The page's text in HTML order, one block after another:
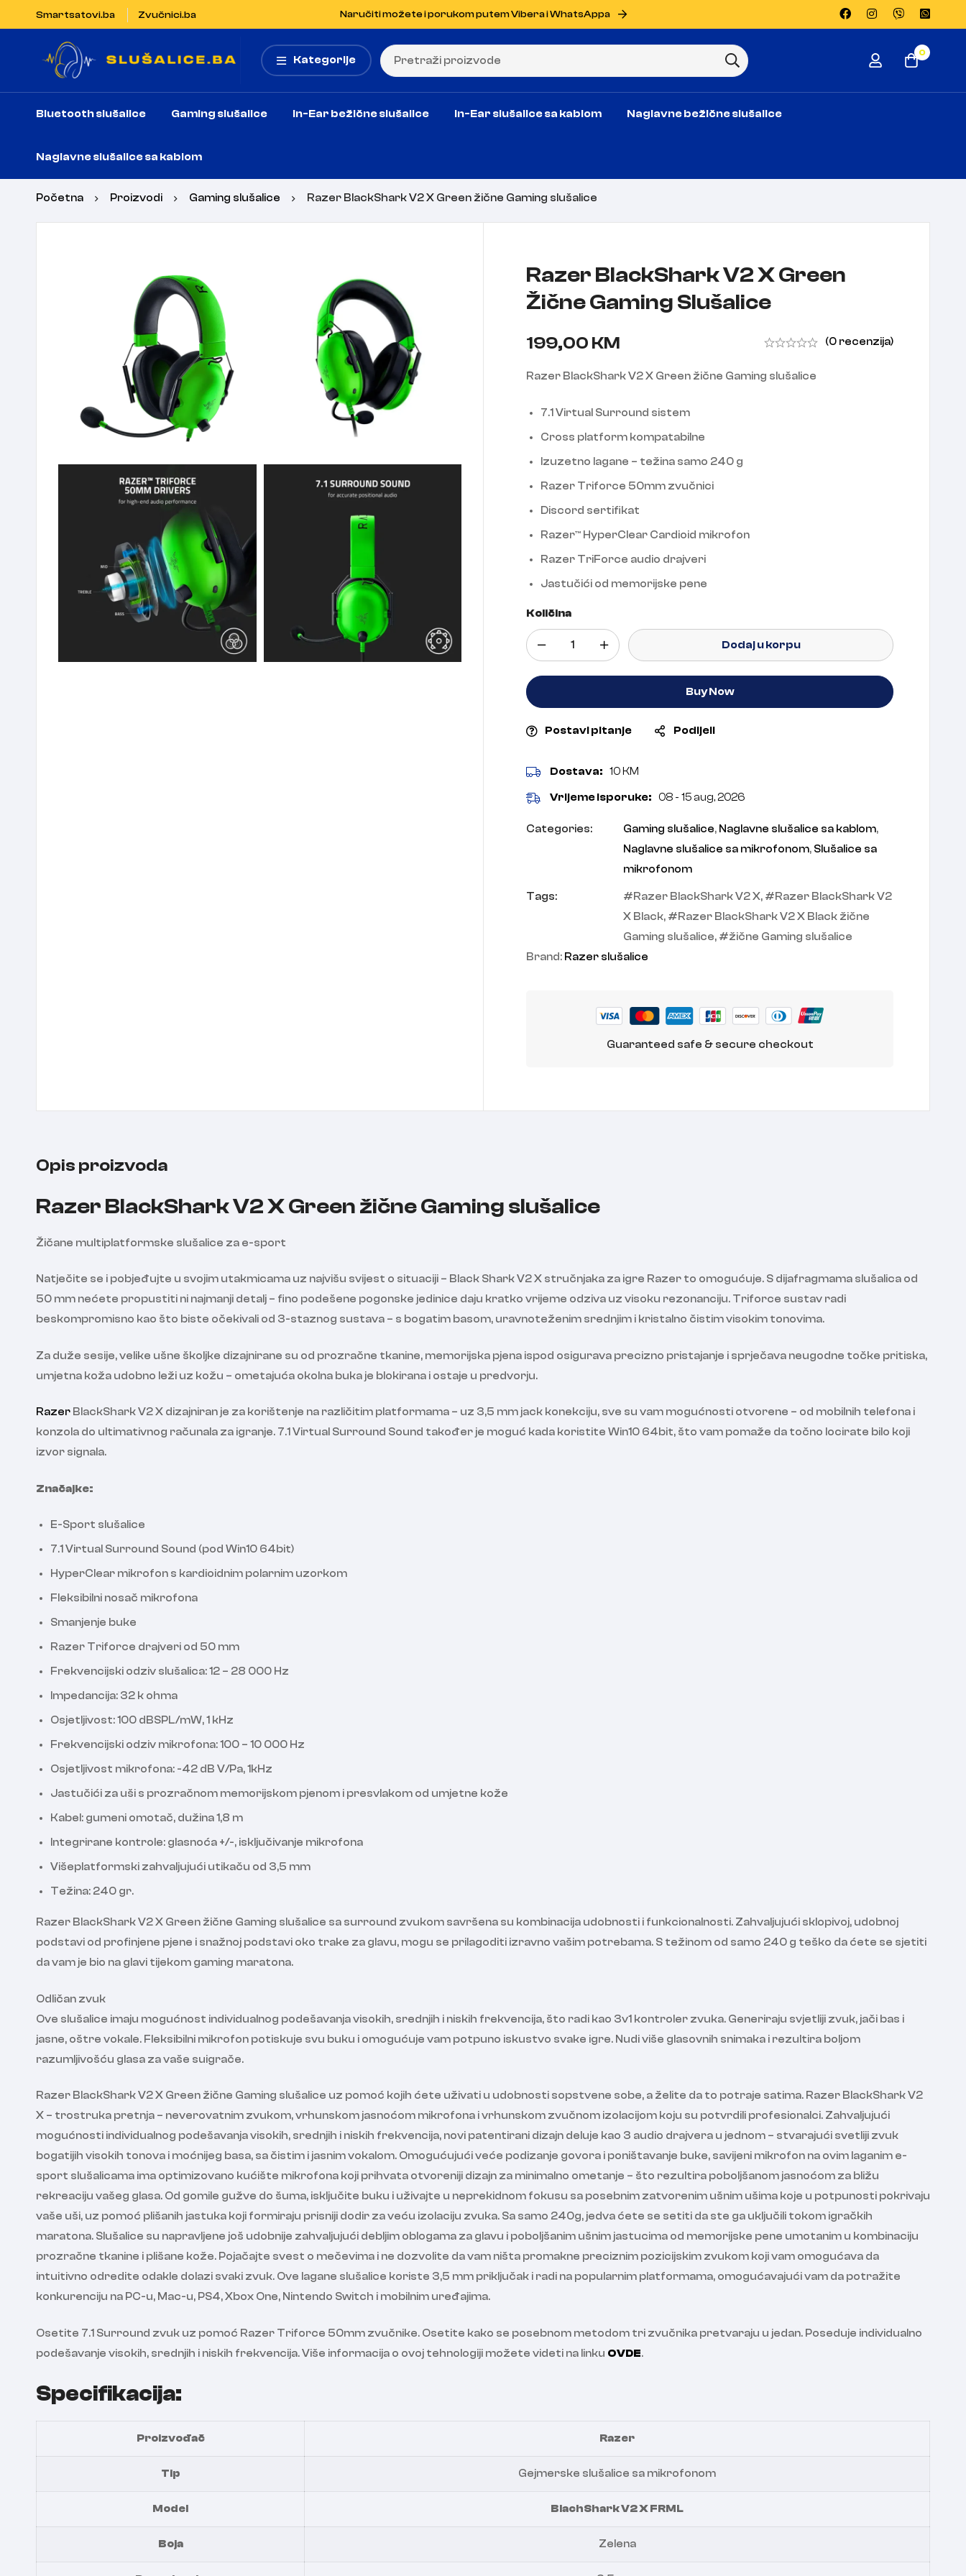
Smartsatovi.ba Zvučnici.ba Naručiti možete i porukom putem Vibera i WhatsAppa
Kategorije
0
Bluetooth slušalice Gaming slušalice In-Ear bežične slušalice In-Ear slušalice sa kablom Naglavne bežične slušalice
Naglavne slušalice sa kablom
Početna Proizvodi Gaming slušalice Razer BlackShark V2 X Green žične Gaming slušalice
Razer BlackShark V2 X Green
Žične Gaming Slušalice
199,00 KM (0 recenzija)
Razer BlackShark V2 X Green žične Gaming slušalice
7.1 Virtual Surround sistem
Cross platform kompatabilne
Izuzetno lagane – težina samo 240 g
Razer Triforce 50mm zvučnici
Discord sertifikat
Razer™ HyperClear Cardioid mikrofon
Razer TriForce audio drajveri
Jastučići od memorijske pene
Količina
Dodaj u korpu
Buy Now
Postavi pitanje Podijeli
Dostava: 10 KM
Vrijeme isporuke: 08 - 15 aug, 2026
Categories: Gaming slušalice, Naglavne slušalice sa kablom,
Naglavne slušalice sa mikrofonom, Slušalice sa
mikrofonom
Tags: Razer BlackShark V2 X,
Razer BlackShark V2
X Black,
Razer BlackShark V2 X Black žične
Gaming slušalice,
žične Gaming slušalice
Brand: Razer slušalice
Guaranteed safe & secure checkout
Opis proizvoda
Razer BlackShark V2 X Green žične Gaming slušalice
Žičane multiplatformske slušalice za e-sport
Natječite se i pobjeđujte u svojim utakmicama uz najvišu svijest o situaciji – Black Shark V2 X stručnjaka za igre Razer to omogućuje. S dijafragmama slušalica od
50 mm nećete propustiti ni najmanji detalj – fino podešene pogonske jedinice daju kratko vrijeme odziva uz visoku rezonanciju. Triforce sustav radi
beskompromisno kao što biste očekivali od 3-staznog sustava – s bogatim basom, uravnoteženim srednjim i kristalno čistim visokim tonovima.
Za duže sesije, velike ušne školjke dizajnirane su od prozračne tkanine, memorijska pjena ispod osigurava precizno pristajanje i sprječava neugodne točke pritiska,
umjetna koža udobno leži uz kožu – ometajuća okolna buka je blokirana i ostaje u predvorju.
Razer BlackShark V2 X dizajniran je za korištenje na različitim platformama – uz 3,5 mm jack konekciju, sve su vam mogućnosti otvorene – od mobilnih telefona i
konzola do ultimativnog računala za igranje. 7.1 Virtual Surround Sound također je moguć kada koristite Win10 64bit, što vam pomaže da točno locirate bilo koji
izvor signala.
Značajke:
E-Sport slušalice
7.1 Virtual Surround Sound (pod Win10 64bit)
HyperClear mikrofon s kardioidnim polarnim uzorkom
Fleksibilni nosač mikrofona
Smanjenje buke
Razer Triforce drajveri od 50 mm
Frekvencijski odziv slušalica: 12 – 28 000 Hz
Impedancija: 32 k ohma
Osjetljivost: 100 dBSPL/mW, 1 kHz
Frekvencijski odziv mikrofona: 100 – 10 000 Hz
Osjetljivost mikrofona: -42 dB V/Pa, 1kHz
Jastučići za uši s prozračnom memorijskom pjenom i presvlakom od umjetne kože
Kabel: gumeni omotač, dužina 1,8 m
Integrirane kontrole: glasnoća +/-, isključivanje mikrofona
Višeplatformski zahvaljujući utikaču od 3,5 mm
Težina: 240 gr.
Razer BlackShark V2 X Green žične Gaming slušalice sa surround zvukom savršena su kombinacija udobnosti i funkcionalnosti. Zahvaljujući sklopivoj, udobnoj
podstavi od profinjene pjene i snažnoj podstavi oko trake za glavu, mogu se prilagoditi izravno vašim potrebama. S težinom od samo 240 g teško da ćete se sjetiti
da vam je bio na glavi tijekom gaming maratona.
Odličan zvuk
Ove slušalice imaju mogućnost individualnog podešavanja visokih, srednjih i niskih frekvencija, što radi kao 3v1 kontroler zvuka. Generiraju svjetliji zvuk, jači bas i
jasne, oštre vokale. Fleksibilni mikrofon potiskuje svu buku i omogućuje vam potpuno iskustvo svake igre. Nudi više glasovnih snimaka i rezultira boljom
razumljivošću glasa za vaše suigrače.
Razer BlackShark V2 X Green žične Gaming slušalice uz pomoć kojih ćete uživati u udobnosti sopstvene sobe, a želite da to potraje satima. Razer BlackShark V2
X – trostruka pretnja – neverovatnim zvukom, vrhunskom jasnoćom mikrofona i vrhunskom zvučnom izolacijom koju su potvrdili profesionalci. Zahvaljujući
mogućnosti individualnog podešavanja visokih, srednjih i niskih frekvencija, novi patentirani dizajn deluje kao 3 audio drajvera u jednom – stvarajući svetliji zvuk
bogatijih visokih tonova i moćnijeg basa, sa čistim i jasnim vokalom. Omogućujući veće podizanje govora i poništavanje buke, savijeni mikrofon na ovim laganim e-
sport slušalicama ima optimizovano kućište mikrofona koji prihvata otvoreniji dizajn za minimalno ometanje – što rezultira poboljšanom jasnoćom za bližu
rekreaciju vašeg glasa. Od gomile gužve do šuma, isključite buku i uživajte u neprekidnom fokusu sa posebnim zatvorenim ušnim ušima koje u potpunosti pokrivaju
vaše uši, uz pomoć plišanih jastuka koji formiraju prisniji dodir za veću izolaciju zvuka. Sa samo 240g, jedva ćete se setiti da ste ga uključili tokom igračkih
maratona. Slušalice su napravljene još udobnije zahvaljujući debljim oblogama za glavu i poboljšanim ušnim jastucima od memorijske pene umotanim u kombinaciju
prozračne tkanine i plišane kože. Pojačajte svest o mečevima i ne dozvolite da vam ništa promakne preciznim pozicijskim zvukom koji vam omogućava da
intuitivno odredite odakle dolazi svaki zvuk. Ove lagane slušalice koriste 3,5 mm priključak i radi na popularnim platformama, omogućavajući vam da potražite
konkurenciju na PC-u, Mac-u, PS4, Xbox One, Nintendo Switch i mobilnim uređajima.
Osetite 7.1 Surround zvuk uz pomoć Razer Triforce 50mm zvučnike. Osetite kako se posebnom metodom tri zvučnika pretvaraju u jedan. Poseduje individualno
podešavanje visokih, srednjih i niskih frekvencija. Više informacija o ovoj tehnologiji možete videti na linku OVDE.
Specifikacija:
Proizvođač Razer
Tip Gejmerske slušalice sa mikrofonom
Model BlachShark V2 X FRML
Boja Zelena